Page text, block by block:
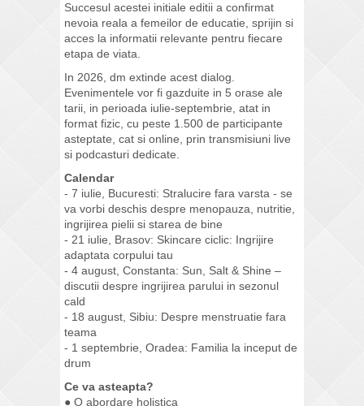
Succesul acestei initiale editii a confirmat
nevoia reala a femeilor de educatie, sprijin si
acces la informatii relevante pentru fiecare
etapa de viata.
In 2026, dm extinde acest dialog.
Evenimentele vor fi gazduite in 5 orase ale
tarii, in perioada iulie-septembrie, atat in
format fizic, cu peste 1.500 de participante
asteptate, cat si online, prin transmisiuni live
si podcasturi dedicate.
Calendar
- 7 iulie, Bucuresti: Stralucire fara varsta - se
va vorbi deschis despre menopauza, nutritie,
ingrijirea pielii si starea de bine
- 21 iulie, Brasov: Skincare ciclic: Ingrijire
adaptata corpului tau
- 4 august, Constanta: Sun, Salt & Shine –
discutii despre ingrijirea parului in sezonul
cald
- 18 august, Sibiu: Despre menstruatie fara
teama
- 1 septembrie, Oradea: Familia la inceput de
drum
Ce va asteapta?
● O abordare holistica